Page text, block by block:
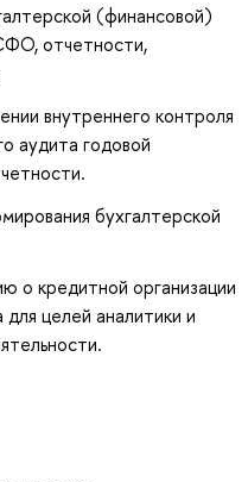
(финансовой)
отчетности,
внутреннего контроля
аудита годовой
бухгалтерской
о кредитной организации
целей аналитики и